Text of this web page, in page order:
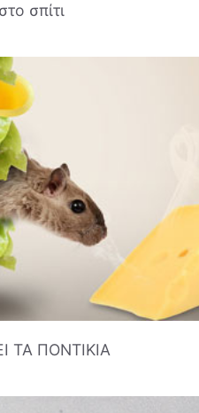
σπίτι
ΤΑ ΠΟΝΤΙΚΙΑ